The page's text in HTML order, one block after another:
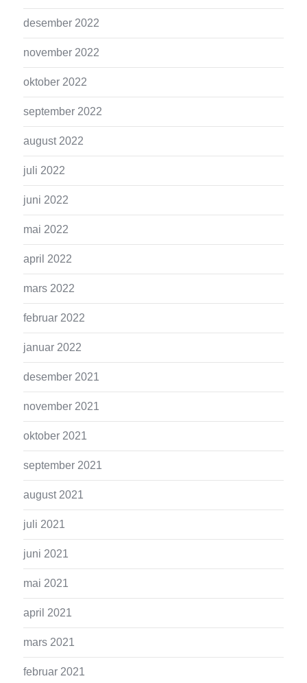
desember 2022
november 2022
oktober 2022
september 2022
august 2022
juli 2022
juni 2022
mai 2022
april 2022
mars 2022
februar 2022
januar 2022
desember 2021
november 2021
oktober 2021
september 2021
august 2021
juli 2021
juni 2021
mai 2021
april 2021
mars 2021
februar 2021